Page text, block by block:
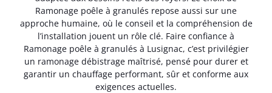
Ramonage poêle à granulés repose aussi sur une
approche humaine, où le conseil et la compréhension de
l’installation jouent un rôle clé. Faire confiance à
Ramonage poêle à granulés à Lusignac, c’est privilégier
un ramonage débistrage maîtrisé, pensé pour durer et
garantir un chauffage performant, sûr et conforme aux
exigences actuelles.